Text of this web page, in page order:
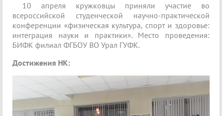
10 апреля кружковцы приняли участие во
всероссийской студенческой научно-практической
конференции «физическая культура, спорт и здоровье:
интеграция науки и практики». Место проведения:
БИФК филиал ФГБОУ ВО Урал ГУФК.
Достижения НК: